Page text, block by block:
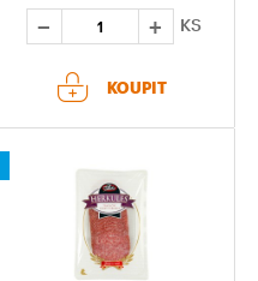
KS
KOUPIT